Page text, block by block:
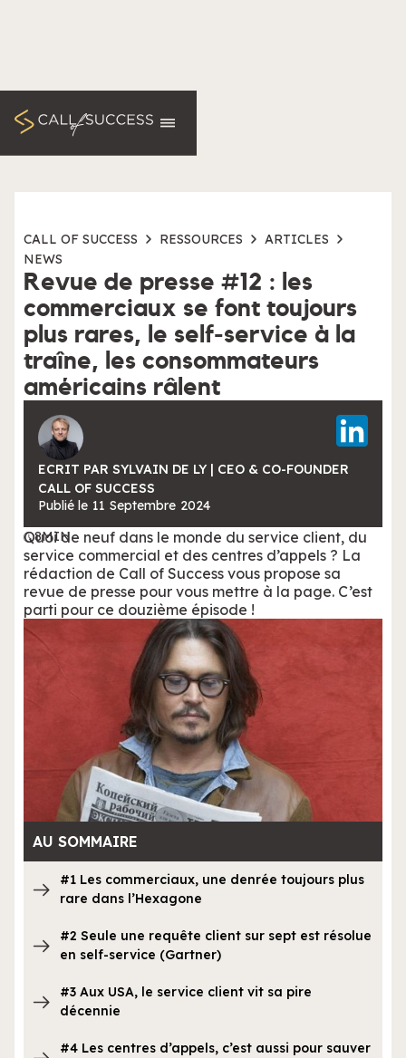
CALL OF SUCCESS RESSOURCES
ARTICLES
NEWS
Revue de presse #12 : les
commerciaux se font toujours
plus rares, le self-service à la
traîne, les consommateurs
américains râlent
ECRIT PAR SYLVAIN DE LY | CEO & CO-FOUNDER
CALL OF SUCCESS
Publié le 11 Septembre 2024
8MIN
Quoi de neuf dans le monde du service client, du
service commercial et des centres d’appels ? La
rédaction de Call of Success vous propose sa
revue de presse pour vous mettre à la page. C’est
parti pour ce douzième épisode !
AU SOMMAIRE
#1 Les commerciaux, une denrée toujours plus
rare dans l’Hexagone
#2 Seule une requête client sur sept est résolue
en self-service (Gartner)
#3 Aux USA, le service client vit sa pire
décennie
#4 Les centres d’appels, c’est aussi pour sauver